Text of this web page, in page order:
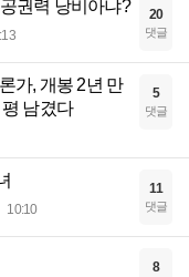
권력 낭비아냐? 20
댓글
가, 개봉 2년 만
남겼다
5
댓글
10:10
11
댓글
8